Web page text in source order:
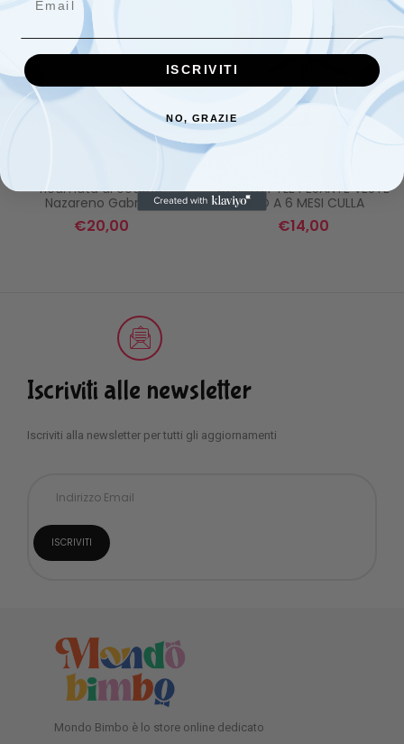
ricamata di cotone
Nazareno Gabrielli
€20,00
GARIELLI PYLE PESANTE VESTE
FINO A 6 MESI CULLA
€14,00
Iscriviti alle newsletter
Iscriviti alla newsletter per tutti gli aggiornamenti
Mondo Bimbo è lo store online dedicato
ISCRIVITI
NO, GRAZIE